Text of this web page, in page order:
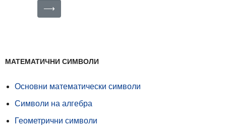
⟶
МАТЕМАТИЧНИ СИМВОЛИ
Основни математически символи
Символи на алгебра
Геометрични символи